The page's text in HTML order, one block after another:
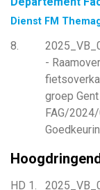
Dienst FM
8
-
groep
FAG/
HD 1